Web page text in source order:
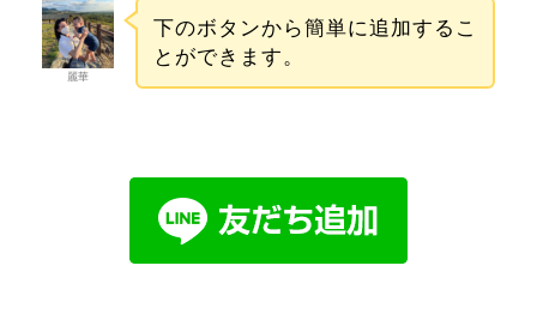
麗華
下のボタンから簡単に追加するこ
とができます。